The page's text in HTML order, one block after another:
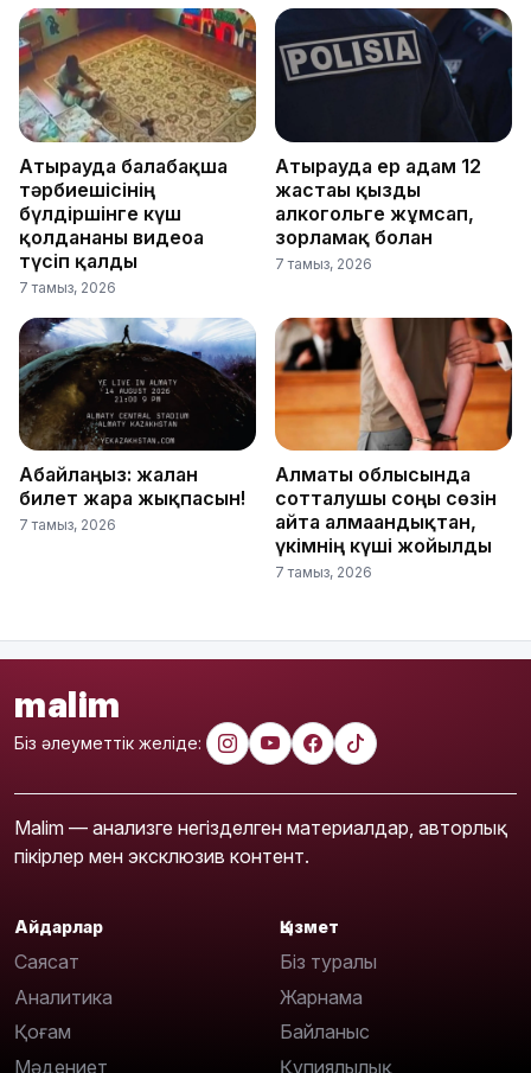
Атырауда балабақша
тәрбиешісінің
бүлдіршінге күш
қолданғаны видеоға
түсіп қалды
7 тамыз, 2026
Атырауда ер адам 12
жастағы қызды
алкогольге жұмсап,
зорламақ болған
7 тамыз, 2026
Абайлаңыз: жалған
билет жарға жықпасын!
7 тамыз, 2026
Алматы облысында
сотталушы соңғы сөзін
айта алмағандықтан,
үкімнің күші жойылды
7 тамыз, 2026
malim
Біз әлеуметтік желіде:
Malim — анализге негізделген материалдар, авторлық
пікірлер мен эксклюзив контент.
Айдарлар
Саясат
Аналитика
Қоғам
Мәдениет
Қызмет
Біз туралы
Жарнама
Байланыс
Құпиялылық